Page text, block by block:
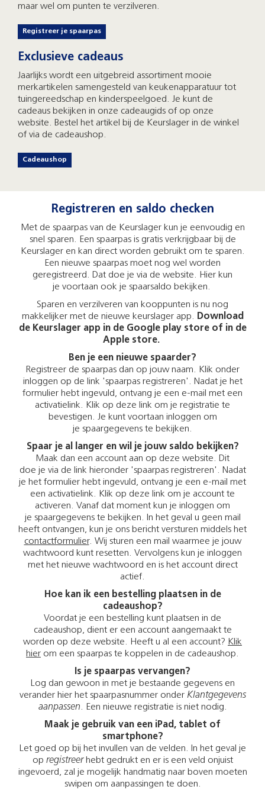
maar wel om punten te verzilveren.
Registreer je spaarpas
Exclusieve cadeaus
Jaarlijks wordt een uitgebreid assortiment mooie
merkartikelen samengesteld van keukenapparatuur tot
tuingereedschap en kinderspeelgoed. Je kunt de
cadeaus bekijken in onze cadeaugids of op onze
website. Bestel het artikel bij de Keurslager in de winkel
of via de cadeaushop.
Cadeaushop
Registreren en saldo checken
Met de spaarpas van de Keurslager kun je eenvoudig en
snel sparen. Een spaarpas is gratis verkrijgbaar bij de
Keurslager en kan direct worden gebruikt om te sparen.
Een nieuwe spaarpas moet nog wel worden
geregistreerd. Dat doe je via de website. Hier kun
je voortaan ook je spaarsaldo bekijken.
Sparen en verzilveren van kooppunten is nu nog
makkelijker met de nieuwe keurslager app. Download
de Keurslager app in de Google play store of in de
Apple store.
Ben je een nieuwe spaarder?
Registreer de spaarpas dan op jouw naam. Klik onder
inloggen op de link 'spaarpas registreren'. Nadat je het
formulier hebt ingevuld, ontvang je een e-mail met een
activatielink. Klik op deze link om je registratie te
bevestigen. Je kunt voortaan inloggen om
je spaargegevens te bekijken.
Spaar je al langer en wil je jouw saldo bekijken?
Maak dan een account aan op deze website. Dit
doe je via de link hieronder 'spaarpas registreren'. Nadat
je het formulier hebt ingevuld, ontvang je een e-mail met
een activatielink. Klik op deze link om je account te
activeren. Vanaf dat moment kun je inloggen om
je spaargegevens te bekijken. In het geval u geen mail
heeft ontvangen, kun je ons bericht versturen middels het
contactformulier. Wij sturen een mail waarmee je jouw
wachtwoord kunt resetten. Vervolgens kun je inloggen
met het nieuwe wachtwoord en is het account direct
actief.
Hoe kan ik een bestelling plaatsen in de
cadeaushop?
Voordat je een bestelling kunt plaatsen in de
cadeaushop, dient er een account aangemaakt te
worden op deze website. Heeft u al een account? Klik
hier om een spaarpas te koppelen in de cadeaushop.
Is je spaarpas vervangen?
Log dan gewoon in met je bestaande gegevens en
verander hier het spaarpasnummer onder Klantgegevens
aanpassen. Een nieuwe registratie is niet nodig.
Maak je gebruik van een iPad, tablet of
smartphone?
Let goed op bij het invullen van de velden. In het geval je
op registreerhebt gedrukt en er is een veld onjuist
ingevoerd, zal je mogelijk handmatig naar boven moeten
swipen om aanpassingen te doen.